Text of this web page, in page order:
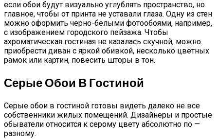
если обои будут визуально углублять пространство, но
главное, чтобы от принта не уставали глаза. Одну из стен
можно оформить черно-белыми фотообоями, например,
с изображением городского пейзажа. Чтобы
ахроматическая гостиная не казалась скучной, можно
приобрести диван с яркой обивкой, несколько цветных
рамок или картин, повесить шторы в тон.
Серые Обои В Гостиной
Серые обои в гостиной готовы видеть далеко не все
собственники жилых помещений. Дизайнеры и простые
обыватели относится к серому цвету абсолютно по —
разному.